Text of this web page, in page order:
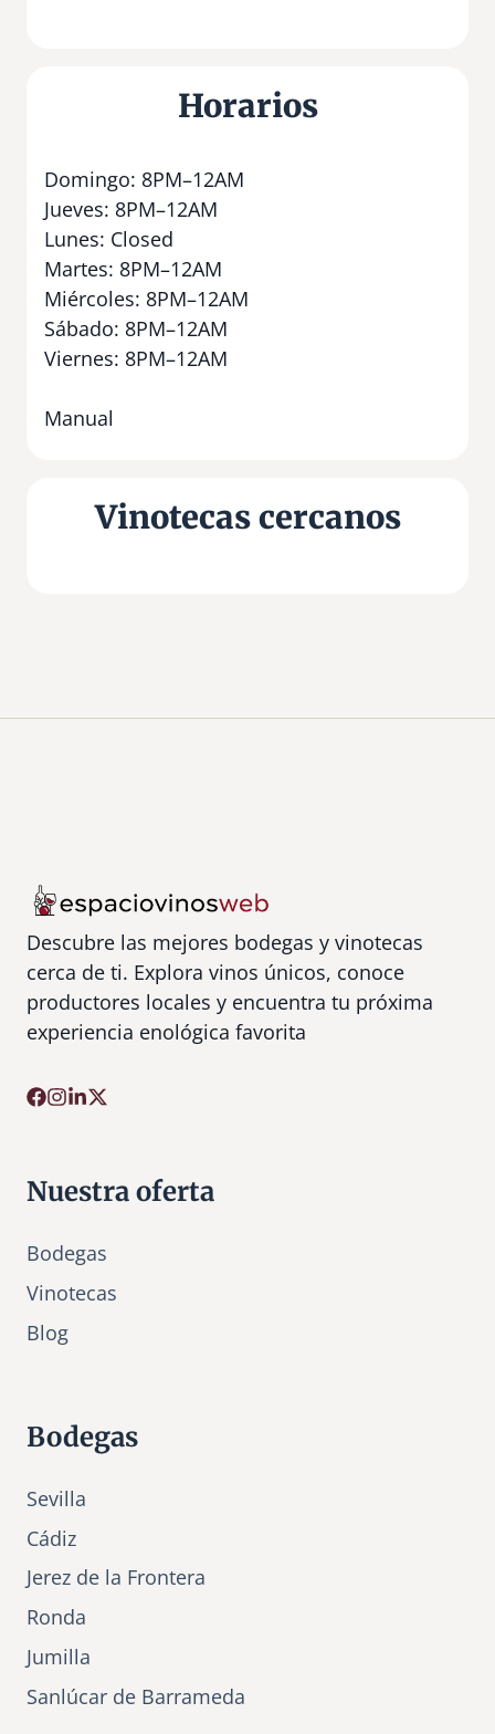
Horarios
Domingo: 8PM–12AM
Jueves: 8PM–12AM
Lunes: Closed
Martes: 8PM–12AM
Miércoles: 8PM–12AM
Sábado: 8PM–12AM
Viernes: 8PM–12AM
Manual
Vinotecas cercanos
Descubre las mejores bodegas y vinotecas
cerca de ti. Explora vinos únicos, conoce
productores locales y encuentra tu próxima
experiencia enológica favorita
Nuestra oferta
Bodegas
Vinotecas
Blog
Bodegas
Sevilla
Cádiz
Jerez de la Frontera
Ronda
Jumilla
Sanlúcar de Barrameda